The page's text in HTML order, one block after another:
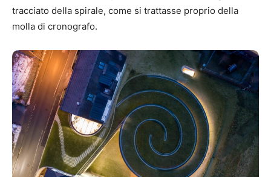
tracciato della spirale, come si trattasse proprio della
molla di cronografo.